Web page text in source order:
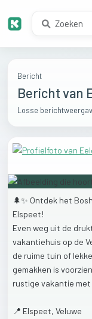
Bericht
Bericht van
Losse
🌲✨ Ontdek het
Elspeet!
Even weg uit de
vakantiehuis op de
de ruime tuin of
gemakken is
rustige vakantie met
📍 Elspeet, Veluwe